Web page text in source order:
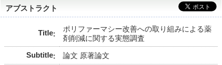
アブストラクト
Title
ポリファーマシー改善への取り組みによる薬
剤削減に関する実態調査
Subtitle
論文 原著論文